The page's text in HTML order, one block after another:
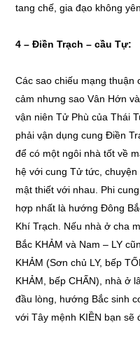
tang chế, gia đạo không
4 – Điền Trạch – cầu Tự:
Các sao chiếu mạng thuận
cảm nhưng sao Vân Hớn
vận niên Tử Phù của Thái
phải vận dụng cung Điền
để có một ngôi nhà tốt về
hệ với cung Tử tức,
mật thiết với nhau. Phi
hợp nhất là hướng Đông
Khí Trạch. Nếu nhà ở cha
Bắc KHẢM và Nam – LY
KHẢM (Sơn chủ LY, bếp
KHẢM, bếp CHẤN), nhà ở
đầu lòng, hướng Bắc sinh
với Tây mệnh KIỀN bạn sẽ